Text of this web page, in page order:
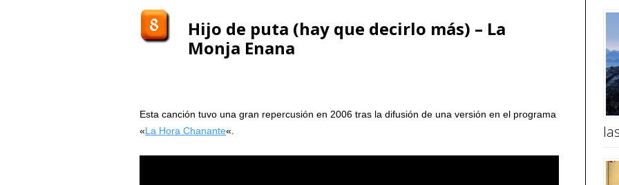
Hijo de puta (hay que decirlo más) – La
Monja Enana
Esta canción tuvo una gran repercusión en 2006 tras la difusión de una versión en el programa
«La Hora Chanante«.